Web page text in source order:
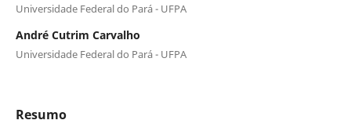
Universidade Federal do Pará - UFPA
André Cutrim Carvalho
Universidade Federal do Pará - UFPA
Resumo